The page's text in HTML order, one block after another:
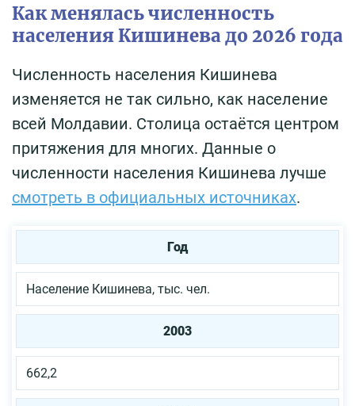
Как менялась численность
населения Кишинева до 2026 года
Численность населения Кишинева
изменяется не так сильно, как население
всей Молдавии. Столица остаётся центром
притяжения для многих. Данные о
численности населения Кишинева лучше
смотреть в официальных источниках.
Год
Население Кишинева, тыс. чел.
2003
662,2